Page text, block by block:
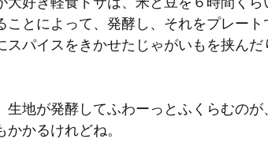
ことによって、発酵し、それをプレー
スパイスをきかせたじゃがいもを挟んだ
生地が発酵してふわーっとふくらむの
かるけれどね。